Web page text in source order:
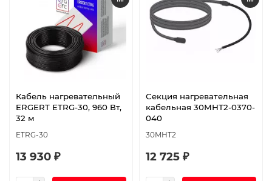
Кабель нагревательный
ERGERT ETRG-30, 960 Вт,
32 м
ETRG-30
13 930 ₽
Секция нагревательная
кабельная 30МНТ2-0370-
040
30МНТ2
12 725 ₽